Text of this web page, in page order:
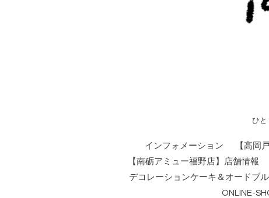
ひと
インフォメーション 【高岡
【南砺アミュー福野店】店舗情報
デコレーションケーキ＆オードブ
ONLINE-